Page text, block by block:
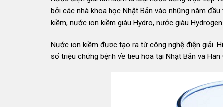
bởi các nhà khoa học Nhật Bản vào những năm
kiềm, nước ion kiềm giàu Hydro, nước giàu
Nước ion kiềm được tạo ra từ công nghệ điện giải.
số triệu chứng bệnh về tiêu hóa tại Nhật Bản và Hàn